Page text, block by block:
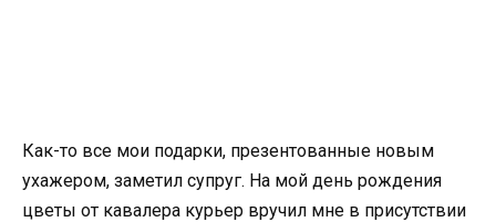
Как-то все мои подарки, презентованные новым
ухажером, заметил супруг. На мой день рождения
цветы от кавалера курьер вручил мне в присутствии